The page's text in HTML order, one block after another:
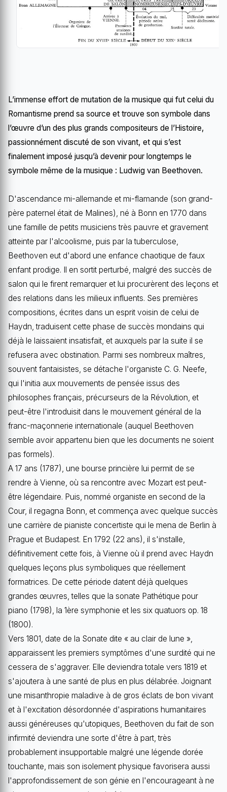
L’immense effort de mutation de la musique qui fut celui du
Romantisme prend sa source et trouve son symbole dans
l’œuvre d’un des plus grands compositeurs de l’Histoire,
passionnément discuté de son vivant, et qui s’est
finalement imposé jusqu’à devenir pour longtemps le
symbole même de la musique : Ludwig van Beethoven.
D'ascendance mi-allemande et mi-flamande (son grand-
père paternel était de Malines), né à Bonn en 1770 dans
une famille de petits musiciens très pauvre et gravement
atteinte par l'alcoolisme, puis par la tuberculose,
Beethoven eut d'abord une enfance chaotique de faux
enfant prodige. Il en sortit perturbé, malgré des succès de
salon qui le firent remarquer et lui procurèrent des leçons et
des relations dans les milieux influents. Ses premières
compositions, écrites dans un esprit voisin de celui de
Haydn, traduisent cette phase de succès mondains qui
déjà le laissaient insatisfait, et auxquels par la suite il se
refusera avec obstination. Parmi ses nombreux maîtres,
souvent fantaisistes, se détache l'organiste C. G. Neefe,
qui l'initia aux mouvements de pensée issus des
philosophes français, précurseurs de la Révolution, et
peut-être l'introduisit dans le mouvement général de la
franc-maçonnerie internationale (auquel Beethoven
semble avoir appartenu bien que les documents ne soient
pas formels).
A 17 ans (1787), une bourse princière lui permit de se
rendre à Vienne, où sa rencontre avec Mozart est peut-
être légendaire. Puis, nommé organiste en second de la
Cour, il regagna Bonn, et commença avec quelque succès
une carrière de pianiste concertiste qui le mena de Berlin à
Prague et Budapest. En 1792 (22 ans), il s'installe,
définitivement cette fois, à Vienne où il prend avec Haydn
quelques leçons plus symboliques que réellement
formatrices. De cette période datent déjà quelques
grandes œuvres, telles que la sonate Pathétique pour
piano (1798), la 1ère symphonie et les six quatuors op. 18
(1800).
Vers 1801, date de la Sonate dite « au clair de lune »,
apparaissent les premiers symptômes d'une surdité qui ne
cessera de s'aggraver. Elle deviendra totale vers 1819 et
s'ajoutera à une santé de plus en plus délabrée. Joignant
une misanthropie maladive à de gros éclats de bon vivant
et à l'excitation désordonnée d'aspirations humanitaires
aussi généreuses qu'utopiques, Beethoven du fait de son
infirmité deviendra une sorte d'être à part, très
probablement insupportable malgré une légende dorée
touchante, mais son isolement physique favorisera aussi
l'approfondissement de son génie en l'encourageant à ne